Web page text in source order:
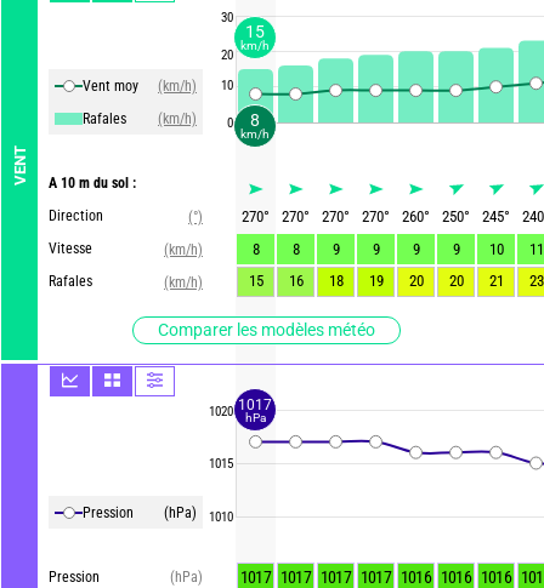
VENT
Vent moy
(km/h)
Rafales
(km/h)
A 10 m du sol :
Direction
(°)
Vitesse
(km/h)
Rafales
(km/h)
Comparer les modèles météo
Pression (hPa)
Pression
(hPa)
30
20
10
0
1020
1015
1010
270° 270° 270° 270° 260° 250° 245°
240
8
8 9 9 9 9 10
11
15
16 18 19 20 20 21 23
1017 1017 1017 1017 1016 1016 1016
8
km/h
15
km/h
1017
hPa